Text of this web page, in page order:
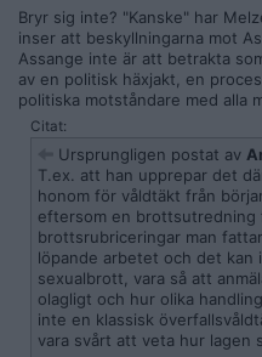
Bryr sig inte? "Kanske" har
inser att beskyllningarna mot
Assange inte är att betrakta
av en politisk häxjakt, en
politiska motståndare med alla
Citat:
Ursprungligen postat av
T.ex. att han upprepar det
honom för våldtäkt från
eftersom en brottsutredning
brottsrubriceringar man
löpande arbetet och det kan
sexualbrott, vara så att
olagligt och hur olika
inte en klassisk
vara svårt att veta hur lagen